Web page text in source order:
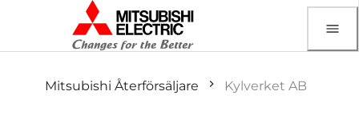
Mitsubishi Återförsäljare Kylverket AB